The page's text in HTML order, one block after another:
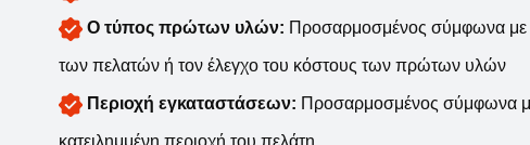
Ο τύπος πρώτων υλών: Προσαρμοσμένος σύμφωνα
των πελατών ή τον έλεγχο του κόστους των πρώτων υλών
Περιοχή εγκαταστάσεων: Προσαρμοσμένος σύμφωνα με
κατειλημμένη περιοχή του πελάτη